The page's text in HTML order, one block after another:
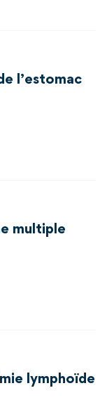
l’estomac
multiple
lymphoïde